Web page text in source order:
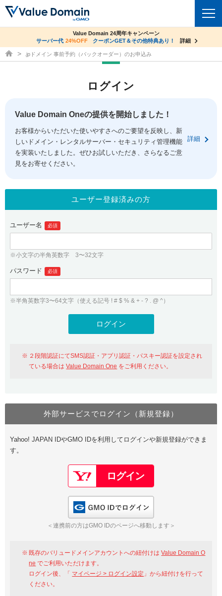
ドメイントップ
ドメイン移管
ドメイン価格一覧
ドメイン一括検索
.jpドメインオークション
gTLDオークション NEW!
.jpドメインバックオーダー
プレミアムドメイン
人気ドメインの種類
WHOIS検索
コアサーバー
バリューサーバー
XREA
セキュリティトップ
Value Domain ネットde診断
SSL証明書
サービストップ
お得意様割引
紹介制度
バリュードメインAPI
ドメイン・ホスティングOEM
facebook
ログイン
従来のバリュードメインをご利用希望の方
Value Domainにログイン
おすすめ One レンタルサーバーを含む最新の機能を使う方
Value Domain Oneにログイン
Google
GMO ID Amazon
※AmazonはValue Domain Oneのログイン画面へ遷移します
ユーザー登録
Value Domain Oneアカウント作成
以下でも登録可能
Google Yahoo!
GMO ID
co.jpドメイン✕コアサーバーV2ビジネス応援キャンペーン
サーバー料金1年間無料
詳細
Value Domain 24周年キャンペーン
サーバー代 24%OFF クーポンGET＆その他特典あり！ 詳細
ドメイン取得ならバリュードメイン
.jpドメイン 事前予約（バックオーダー）のお申込み
ログイン
Value Domain Oneの提供を開始しました！
お客様からいただいた使いやすさへのご要望を反映し、新
しいドメイン・レンタルサーバー・セキュリティ管理機能
を実装いたしました。ぜひお試しいただき、さらなるご意
見をお寄せください。
詳細
ユーザー登録済みの方
ユーザー名 必須
※小文字の半角英数字 3〜32文字
パスワード 必須
※半角英数字3〜64文字（使える記号 ! # $ % & + - ? . @ ^）
２段階認証にてSMS認証・アプリ認証・パスキー認証を設定され
ている場合はValue Domain One をご利用ください。
外部サービスでログイン（新規登録）
Yahoo! JAPAN IDやGMO IDを利用してログインや新規登録ができま
す。
＜連携前の方はGMO IDのページへ移動します＞
既存のバリュードメインアカウントへの紐付けはValue Domain O
ne でご利用いただけます。
ログイン後、「 マイページ > ログイン設定 」から紐付けを行って
ください。